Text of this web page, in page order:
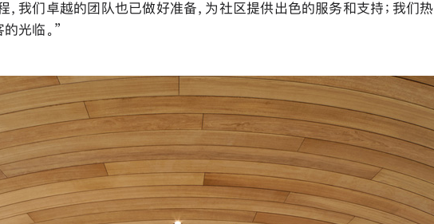
我们卓越的团队也已做好准备，为社区提供出色的服务和支持；我们热
光临。”